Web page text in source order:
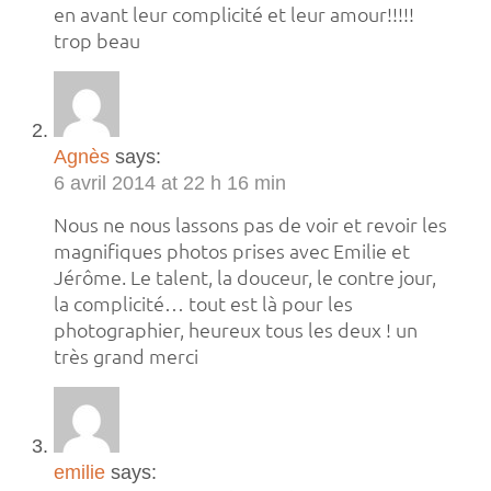
en avant leur complicité et leur amour!!!!!
trop beau
Agnès says:
6 avril 2014 at 22 h 16 min
Nous ne nous lassons pas de voir et revoir les
magnifiques photos prises avec Emilie et
Jérôme. Le talent, la douceur, le contre jour,
la complicité… tout est là pour les
photographier, heureux tous les deux ! un
très grand merci
emilie says: